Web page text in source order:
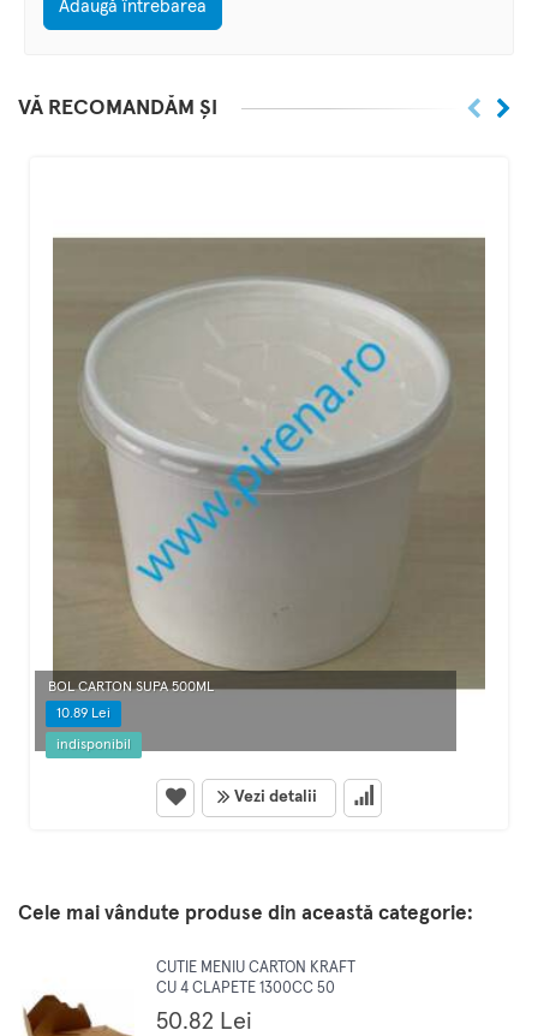
Adaugă întrebarea
VĂ RECOMANDĂM ȘI
BOL CARTON SUPA 500ML
10.89 Lei
indisponibil
Vezi detalii
Cele mai vândute produse din această categorie:
CUTIE MENIU CARTON KRAFT
CU 4 CLAPETE 1300CC 50
BUC/SET
50.82 Lei